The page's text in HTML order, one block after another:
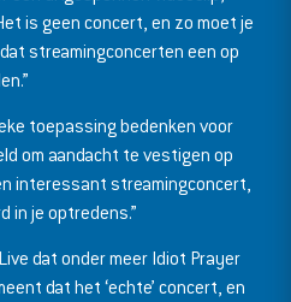
is geen concert, en zo moet je
streamingconcerten een op
toepassing bedenken voor
om aandacht te vestigen op
interessant streamingconcert,
in je optredens.”
dat onder meer Idiot Prayer
dat het ‘echte’ concert, en